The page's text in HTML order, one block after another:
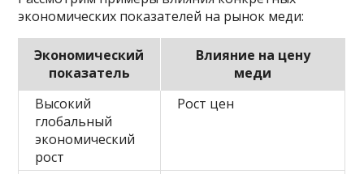
экономических показателей на рынок меди:
Экономический
показатель
Влияние на цену
меди
Высокий
глобальный
экономический
рост
Рост цен